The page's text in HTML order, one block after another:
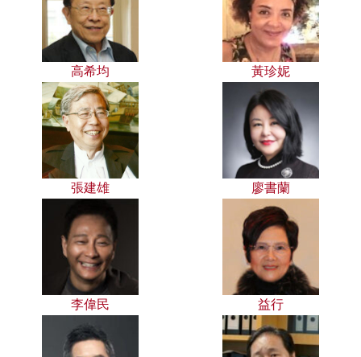
高希均 黃珍妮
張建雄 廖書蘭
李偉民 益行